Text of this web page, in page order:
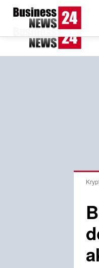
35.3 C Czech
Středa 5. srpna 2026